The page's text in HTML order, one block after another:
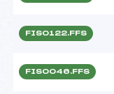
FIS0122.FFS
FIS0046.FFS